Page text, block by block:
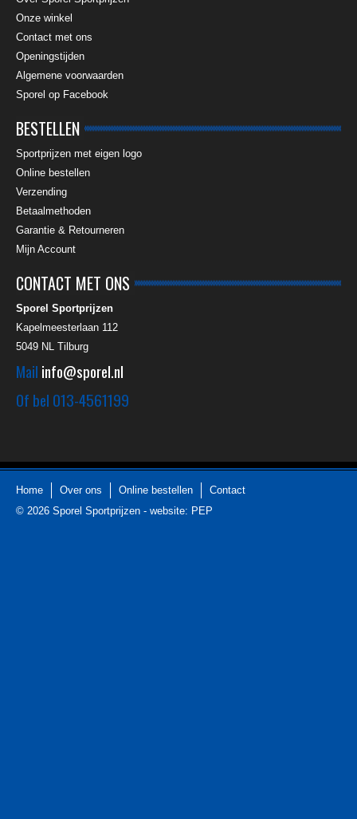
Onze winkel
Contact met ons
Openingstijden
Algemene voorwaarden
Sporel op Facebook
BESTELLEN
Sportprijzen met eigen logo
Online bestellen
Verzending
Betaalmethoden
Garantie & Retourneren
Mijn Account
CONTACT MET ONS
Sporel Sportprijzen
Kapelmeesterlaan 112
5049 NL Tilburg
Mail info@sporel.nl
Of bel 013-4561199
Home Over ons Online bestellen
Contact
© 2026 Sporel Sportprijzen - website: PEP